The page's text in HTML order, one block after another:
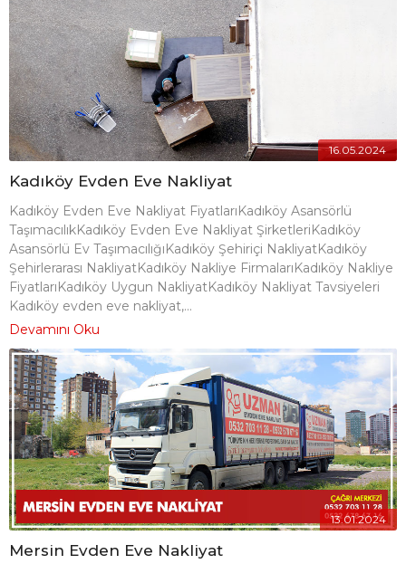
16.05.2024
Kadıköy Evden Eve Nakliyat
Kadıköy Evden Eve Nakliyat FiyatlarıKadıköy Asansörlü
TaşımacılıkKadıköy Evden Eve Nakliyat ŞirketleriKadıköy
Asansörlü Ev TaşımacılığıKadıköy Şehiriçi NakliyatKadıköy
Şehirlerarası NakliyatKadıköy Nakliye FirmalarıKadıköy Nakliye
FiyatlarıKadıköy Uygun NakliyatKadıköy Nakliyat Tavsiyeleri
Kadıköy evden eve nakliyat,...
Devamını Oku
13.01.2024
Mersin Evden Eve Nakliyat